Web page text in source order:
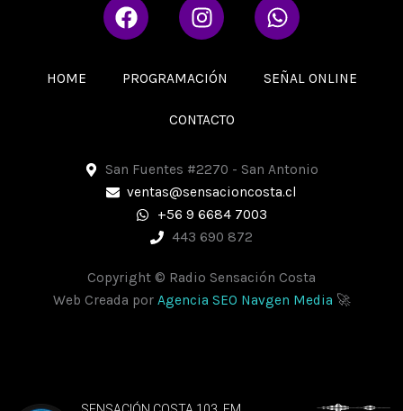
a
e
k
n
t
g
a
m
h
t
p
HOME PROGRAMACIÓN SEÑAL ONLINE
CONTACTO
San Fuentes #2270 - San Antonio
ventas@sensacioncosta.cl
+56 9 6684 7003
443 690 872
Copyright © Radio Sensación Costa
Web Creada por Agencia SEO Navgen Media 🚀